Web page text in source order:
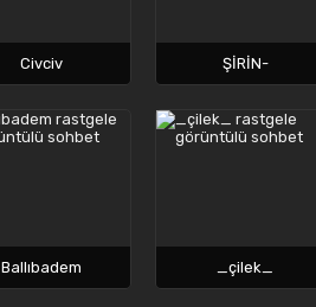
Civciv ŞİRİN-
Ballıbadem _çilek_